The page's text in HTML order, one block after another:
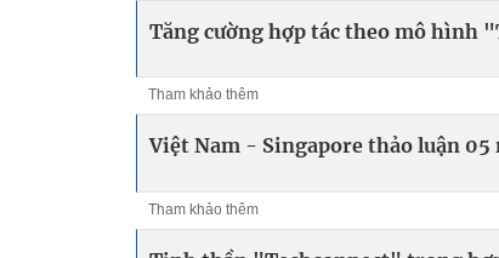
Tăng cường hợp tác theo mô hình
Tham khảo thêm
Việt Nam - Singapore thảo luận 05
Tham khảo thêm